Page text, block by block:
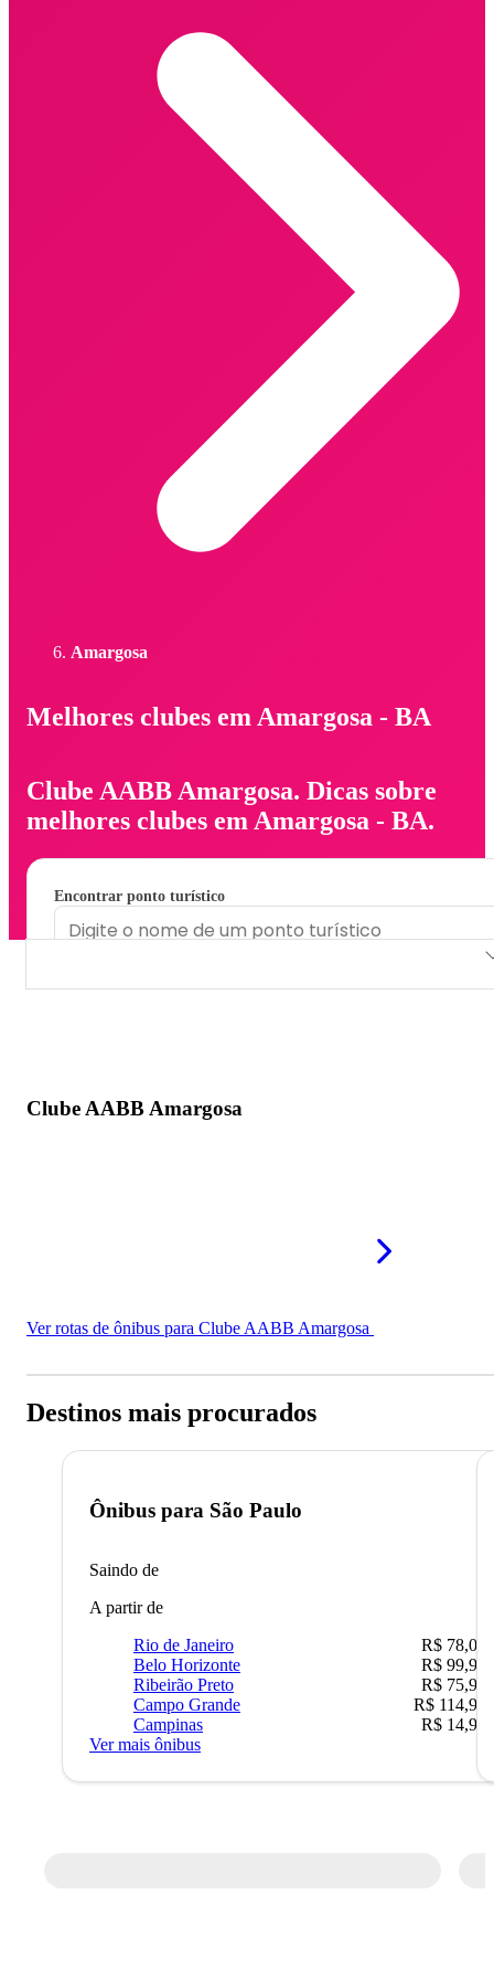
Amargosa
Melhores clubes em Amargosa - BA
Clube AABB Amargosa. Dicas sobre
melhores clubes em Amargosa - BA.
Encontrar ponto turístico
Clube AABB Amargosa
Ver rotas de ônibus para Clube AABB Amargosa
Destinos mais procurados
Ônibus para São Paulo
Saindo de
A partir de
Rio de Janeiro
R$ 78,02
Belo Horizonte
R$ 99,95
Ribeirão Preto
R$ 75,90
Campo Grande
R$ 114,90
Campinas
R$ 14,90
Ver mais ônibus